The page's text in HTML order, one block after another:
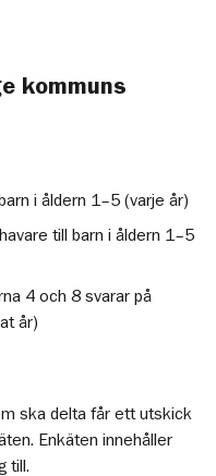
kommuns
i åldern 1–5 (varje år)
till barn i åldern 1–5
4 och 8 svarar på
år)
ska delta får ett utskick
Enkäten innehåller
till.